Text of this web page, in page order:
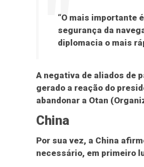
“O mais importante
segurança da
diplomacia o mais
A negativa de aliados de
gerado a reação do
abandonar a Otan
China
Por sua vez, a China
necessário, em primeiro